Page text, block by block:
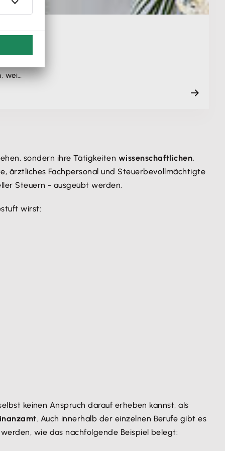
wei…
sondern ihre Tätigkeiten wissenschaftlichen,
ärztliches Fachpersonal und Steuerbevollmächtigte
Steuern - ausgeübt werden.
wirst:
keinen Anspruch darauf erheben kannst, als
. Auch innerhalb der einzelnen Berufe gibt es
wie das nachfolgende Beispiel belegt: